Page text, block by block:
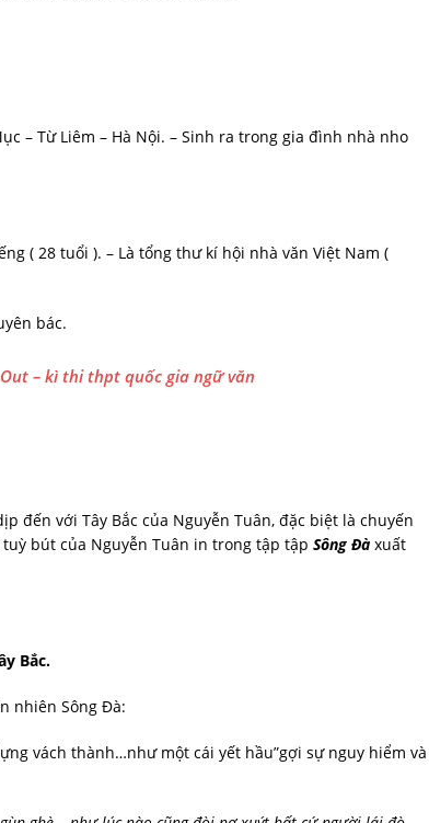
– Từ Liêm – Hà Nội. – Sinh ra trong gia đình nhà nho
( 28 tuổi ). – Là tổng thư kí hội nhà văn Việt Nam (
bác.
– kì thi thpt quốc gia ngữ văn
đến với Tây Bắc của Nguyễn Tuân, đặc biệt là chuyến
bút của Nguyễn Tuân in trong tập tập Sông Đà xuất
Bắc.
nhiên Sông Đà:
vách thành…như một cái yết hầu”gợi sự nguy hiểm và